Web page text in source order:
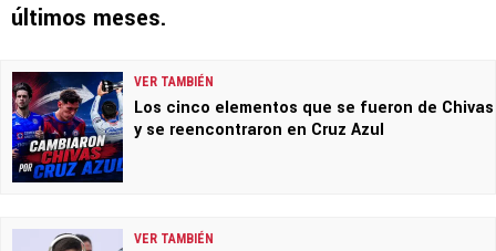
últimos meses.
VER TAMBIÉN
Los cinco elementos que se fueron de Chivas
y se reencontraron en Cruz Azul
VER TAMBIÉN